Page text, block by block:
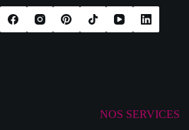
NOS SERVICES